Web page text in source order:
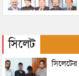
সিলেট